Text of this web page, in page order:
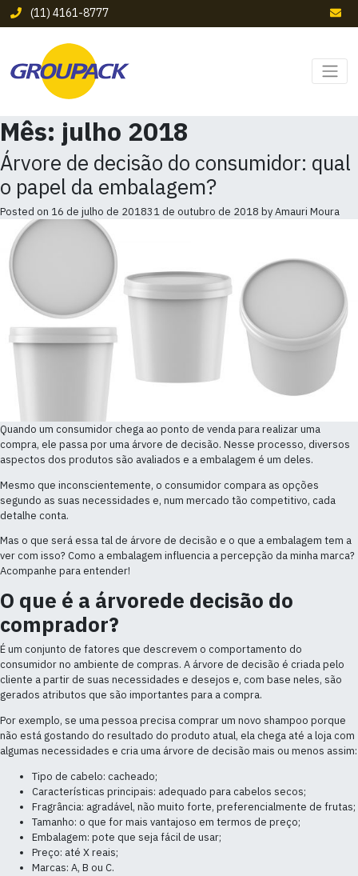
(11) 4161-8777
Mês: julho 2018
Árvore de decisão do consumidor: qual
o papel da embalagem?
Posted on 16 de julho de 201831 de outubro de 2018 byAmauri Moura
Quando um consumidor chega ao ponto de venda para realizar uma
compra, ele passa por uma árvore de decisão. Nesse processo, diversos
aspectos dos produtos são avaliados e a embalagem é um deles.
Mesmo que inconscientemente, o consumidor compara as opções
segundo as suas necessidades e, num mercado tão competitivo, cada
detalhe conta.
Mas o que será essa tal de árvore de decisão e o que a embalagem tem a
ver com isso? Como a embalagem influencia a percepção da minha marca?
Acompanhe para entender!
O que é a árvorede decisão do
comprador?
É um conjunto de fatores que descrevem o comportamento do
consumidor no ambiente de compras. A árvore de decisão é criada pelo
cliente a partir de suas necessidades e desejos e, com base neles, são
gerados atributos que são importantes para a compra.
Por exemplo, se uma pessoa precisa comprar um novo shampoo porque
não está gostando do resultado do produto atual, ela chega até a loja com
algumas necessidades e cria uma árvore de decisão mais ou menos assim:
Tipo de cabelo: cacheado;
Características principais: adequado para cabelos secos;
Fragrância: agradável, não muito forte, preferencialmente de frutas;
Tamanho: o que for mais vantajoso em termos de preço;
Embalagem: pote que seja fácil de usar;
Preço: até X reais;
Marcas: A, B ou C.